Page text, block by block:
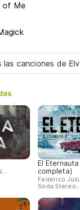
of Me
las canciones de
El
completa)
Federico
Soda Stereo...